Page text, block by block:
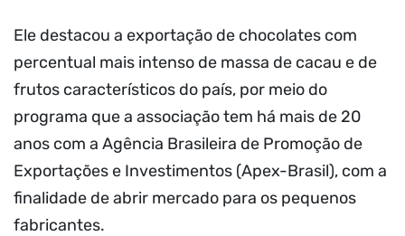
Ele destacou a exportação de chocolates com
percentual mais intenso de massa de cacau e de
frutos característicos do país, por meio do
programa que a associação tem há mais de 20
anos com a Agência Brasileira de Promoção de
Exportações e Investimentos (Apex-Brasil), com a
finalidade de abrir mercado para os pequenos
fabricantes.